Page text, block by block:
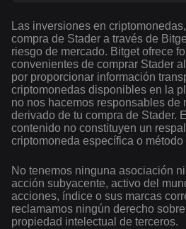
Las inversiones en
compra de Stader a través de
riesgo de mercado. Bitget ofrece
convenientes de comprar Stader
por proporcionar información
criptomonedas disponibles en la
no nos hacemos responsables de
derivado de tu compra de Stader.
contenido no constituyen un
criptomoneda específica o
No tenemos ninguna asociación
acción subyacente, activo del
acciones, índice o sus marcas
reclamamos ningún derecho
propiedad intelectual de terceros.